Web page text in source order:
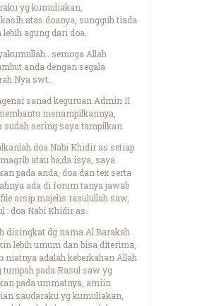
yg kumuliakan,
atas doanya, sungguh tiada
lebih agung dari doa.
semoga Allah
anda dengan segala
Nya swt..
sanad keguruan Admin II
menampilkannya,
sudah sering saya tampilkan.
doa Nabi Khidir as setiap
magrib atau ba;da isya, saya
pada anda, doa dan tex serta
ada di forum tanya jawab
arsip majelis rasulullah saw,
: doa Nabi Khidir as.
disingkat dg nama Al Barakah.
lebih umum dan bisa diterima,
niatnya adalah keberkahan Allah
tumpah pada Rasul saw yg
pada ummatnya, amiin
saudaraku yg kumuliakan,